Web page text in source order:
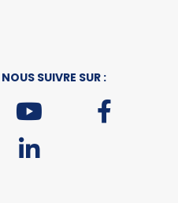
NOUS SUIVRE SUR :